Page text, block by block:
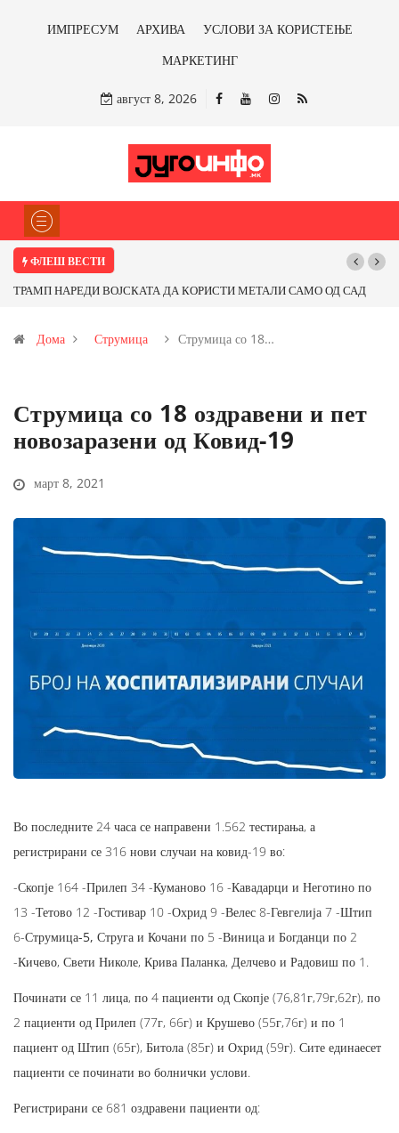
ИМПРЕСУМ АРХИВА
УСЛОВИ ЗА КОРИСТЕЊЕ
МАРКЕТИНГ
август 8, 2026
ФЛЕШ ВЕСТИ
МЕТАЛИ САМО ОД САД
Почнува реконструкцијата на улицата „5-ти
Дома Струмица Струмица со 18…
Струмица со 18 оздравени и пет
новозаразени од Ковид-19
март 8, 2021
Во последните 24 часа се направени 1.562 тестирања, а
регистрирани се 316 нови случаи на ковид-19 во:
-Скопје 164 -Прилеп 34 -Куманово 16 -Кавадарци и Неготино по
13 -Тетово 12 -Гостивар 10 -Охрид 9 -Велес 8-Гевгелија 7 -Штип
6-Струмица-5, Струга и Кочани по 5 -Виница и Богданци по 2
-Кичево, Свети Николе, Крива Паланка, Делчево и Радовиш по 1.
Починати се 11 лица, по 4 пациенти од Скопје (76,81г,79г,62г), по
2 пациенти од Прилеп (77г, 66г) и Крушево (55г,76г) и по 1
пациент од Штип (65г), Битола (85г) и Охрид (59г). Сите единаесет
пациенти се починати во болнички услови.
Регистрирани се 681 оздравени пациенти од: